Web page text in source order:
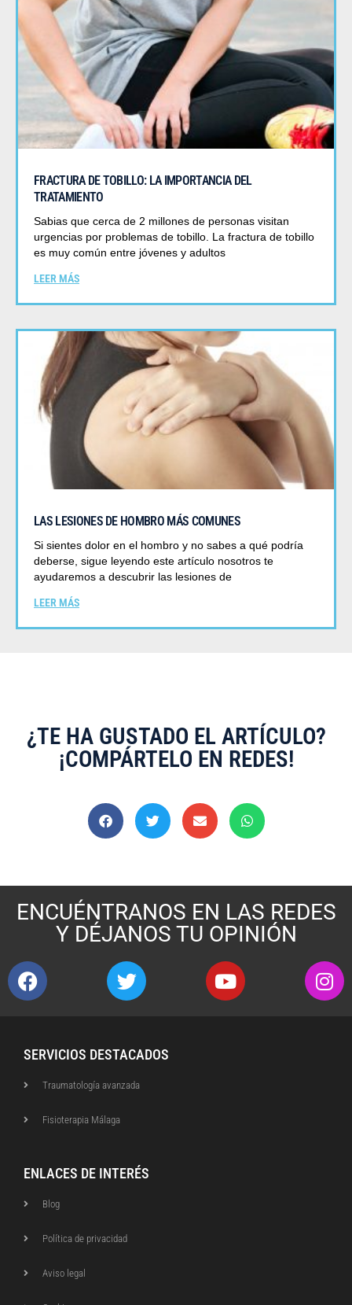
FRACTURA DE TOBILLO: LA IMPORTANCIA DEL
TRATAMIENTO
Sabias que cerca de 2 millones de personas visitan
urgencias por problemas de tobillo. La fractura de tobillo
es muy común entre jóvenes y adultos
LEER MÁS
LAS LESIONES DE HOMBRO MÁS COMUNES
Si sientes dolor en el hombro y no sabes a qué podría
deberse, sigue leyendo este artículo nosotros te
ayudaremos a descubrir las lesiones de
LEER MÁS
¿TE HA GUSTADO EL ARTÍCULO?
¡COMPÁRTELO EN REDES!
ENCUÉNTRANOS EN LAS REDES
Y DÉJANOS TU OPINIÓN
SERVICIOS DESTACADOS
Traumatología avanzada
Fisioterapia Málaga
ENLACES DE INTERÉS
Blog
Política de privacidad
Aviso legal